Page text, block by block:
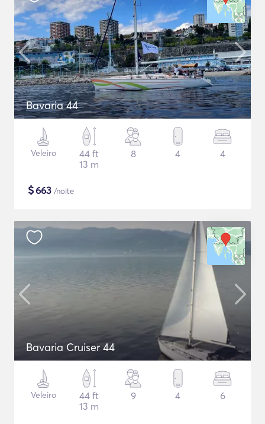
Bavaria 44
Veleiro
44 ft
13 m
8 4 4
$663 /noite
Bavaria Cruiser 44
Veleiro
44 ft
13 m
9 4 6